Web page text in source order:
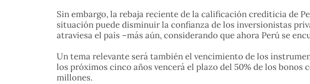
Sin embargo, la rebaja reciente de la calificación crediticia de
situación puede disminuir la confianza de los inversionistas
atraviesa el país –más aún, considerando que ahora Perú se
Un tema relevante será también el vencimiento de los
los próximos cinco años vencerá el plazo del 50% de los
millones.